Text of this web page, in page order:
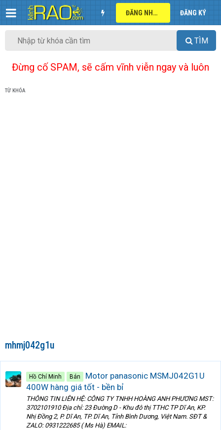
ĐĂNG NHẬP ĐĂNG KÝ
TÌM
Đừng cố SPAM, sẽ cấm vĩnh viễn ngay và luôn
TỪ KHÓA
mhmj042g1u
Hồ Chí Minh Bán
Motor panasonic MSMJ042G1U
400W hàng giá tốt - bền bỉ
THÔNG TIN LIÊN HỆ: CÔNG TY TNHH HOÀNG ANH PHƯƠNG MST:
3702101910 Địa chỉ: 23 Đường D - Khu đô thị TTHC TP Dĩ An, KP.
Nhị Đồng 2, P. Dĩ An, TP. Dĩ An, Tỉnh Bình Dương, Việt Nam. SĐT &
ZALO: 0931222685 ( Ms Hà) EMAIL: